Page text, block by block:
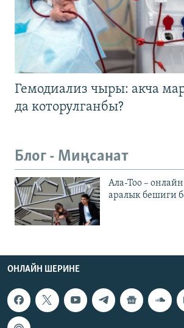
Гемодиализ чыры: акча
да которулганбы?
Блог - Миңсанат
Ала-Тоо –
аралык бешиги
ОНЛАЙН ШЕРИНЕ